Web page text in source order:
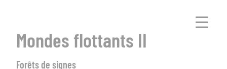
Mondes flottants II
Forêts de signes